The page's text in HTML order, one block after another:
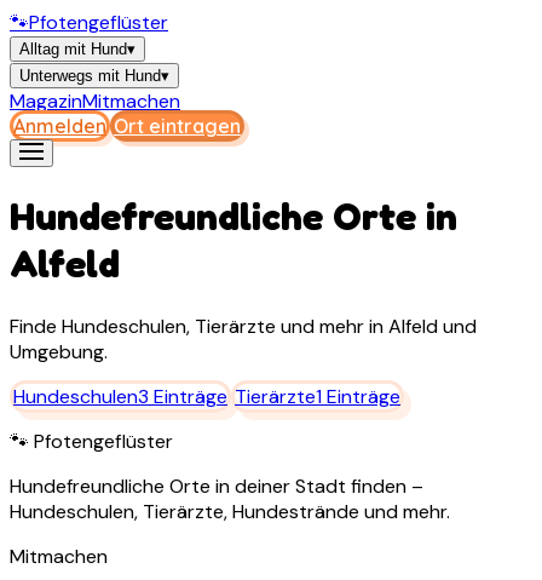
🐾Pfotengeflüster
Alltag mit Hund▾
Unterwegs mit Hund▾
MagazinMitmachen
Anmelden Ort eintragen
Hundefreundliche Orte in
Alfeld
Finde Hundeschulen, Tierärzte und mehr inAlfeldund
Umgebung.
Hundeschulen3 Einträge Tierärzte1Einträge
🐾 Pfotengeflüster
Hundefreundliche Orte in deiner Stadt finden –
Hundeschulen, Tierärzte, Hundestrände und mehr.
Mitmachen